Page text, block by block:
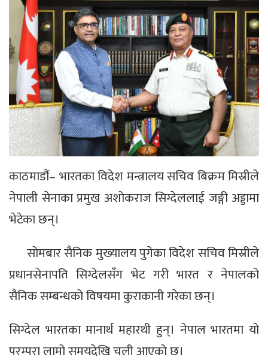
काठमाडौं– भारतका विदेश मन्त्रालय सचिव बिक्रम मिस्रीले
नेपाली सेनाका प्रमुख अशोकराज सिग्देललाई जङ्गी अड्डामा
भेटेका छन्।
सोमबार सैनिक मुख्यालय पुगेका विदेश सचिव मिस्रीले
प्रधानसेनापति सिग्देलसँग भेट गरी भारत र नेपालको
सैनिक सम्बन्धको विषयमा कुराकानी गरेका छन्।
सिग्देल भारतका मानार्थ महारथी हुन्। नेपाल भारतमा यो
परम्परा लामो समयदेखि चली आएको छ।